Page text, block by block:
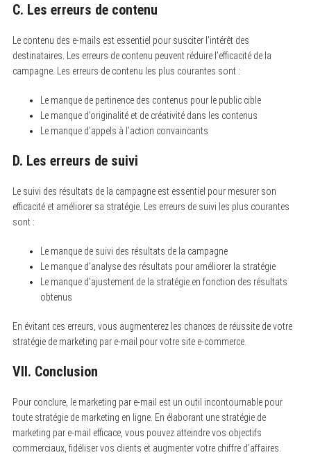
C. Les erreurs de contenu
Le contenu des e-mails est essentiel pour susciter l’intérêt des
destinataires. Les erreurs de contenu peuvent réduire l’efficacité de la
campagne. Les erreurs de contenu les plus courantes sont :
Le manque de pertinence des contenus pour le public cible
Le manque d’originalité et de créativité dans les contenus
Le manque d’appels à l’action convaincants
D. Les erreurs de suivi
Le suivi des résultats de la campagne est essentiel pour mesurer son
efficacité et améliorer sa stratégie. Les erreurs de suivi les plus courantes
sont :
Le manque de suivi des résultats de la campagne
Le manque d’analyse des résultats pour améliorer la stratégie
Le manque d’ajustement de la stratégie en fonction des résultats
obtenus
En évitant ces erreurs, vous augmenterez les chances de réussite de votre
stratégie de marketing par e-mail pour votre site e-commerce.
VII. Conclusion
Pour conclure, le marketing par e-mail est un outil incontournable pour
toute stratégie de marketing en ligne. En élaborant une stratégie de
marketing par e-mail efficace, vous pouvez atteindre vos objectifs
commerciaux, fidéliser vos clients et augmenter votre chiffre d’affaires.